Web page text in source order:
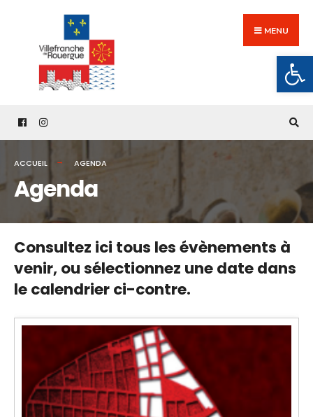
content
MENU
ACCUEIL AGENDA
Agenda
Consultez ici tous les évènements à
venir,ou sélectionnez une date dans
le calendrier ci-contre.